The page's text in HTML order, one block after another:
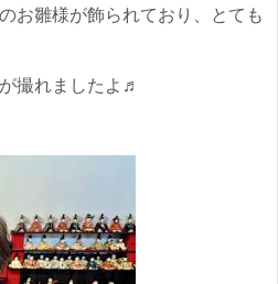
お雛様が飾られており、とても
撮れましたよ♬